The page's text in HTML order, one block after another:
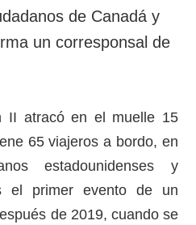
SERVICIOS
Banco de
imágenes
de Canadá y
un corresponsal de
II atracó en el muelle 15
65 viajeros a bordo, en
estadounidenses y
el primer evento de un
de 2019, cuando se